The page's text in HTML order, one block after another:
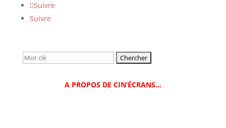
Suivre
Suivre
Rechercher:
A PROPOS DE CIN’ÉCRANS…